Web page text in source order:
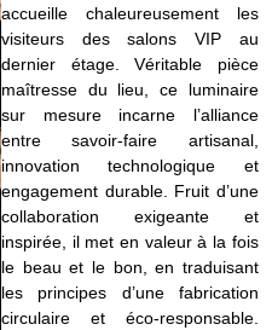
accueille chaleureusement les
visiteurs des salons VIP au
dernier étage. Véritable pièce
maîtresse du lieu, ce luminaire
sur mesure incarne l’alliance
entre savoir-faire artisanal,
innovation technologique et
engagement durable. Fruit d’une
collaboration exigeante et
inspirée, il met en valeur à la fois
le beau et le bon, en traduisant
les principes d’une fabrication
circulaire et éco-responsable.